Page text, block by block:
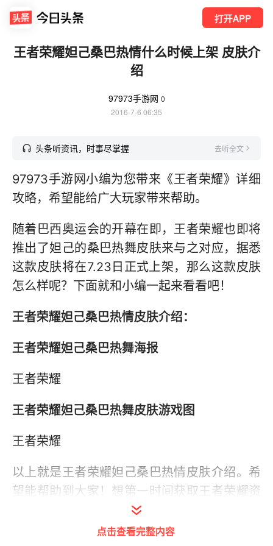
打开APP
王者荣耀妲己桑巴热情什么时候上架 皮肤介
绍
97973手游网 0
2016-7-6 06:35
头条听资讯，时事尽掌握 去听全文
97973手游网小编为您带来《王者荣耀》详细
攻略，希望能给广大玩家带来帮助。
随着巴西奥运会的开幕在即，王者荣耀也即将
推出了妲己的桑巴热舞皮肤来与之对应，据悉
这款皮肤将在7.23日正式上架，那么这款皮肤
怎么样呢？下面就和小编一起来看看吧！
王者荣耀妲己桑巴热情皮肤介绍：
王者荣耀妲己桑巴热舞海报
王者荣耀
王者荣耀妲己桑巴热舞皮肤游戏图
王者荣耀
以上就是王者荣耀妲己桑巴热情皮肤介绍。希
望能帮助到大家！想第一时间获取王者荣耀资
讯的朋友，就请加我们官方交流群
点击查看完整内容